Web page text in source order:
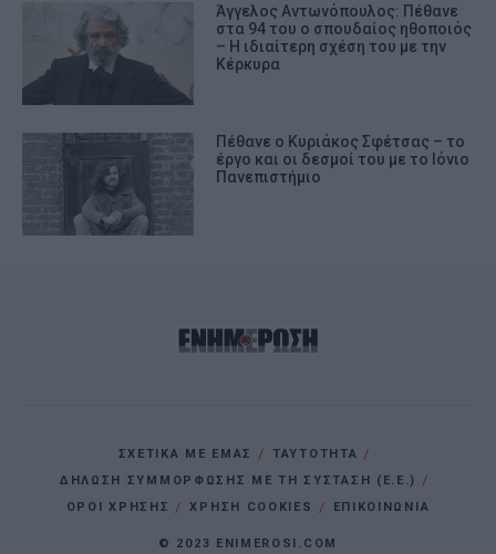
Άγγελος Αντωνόπουλος: Πέθανε
στα 94 του ο σπουδαίος ηθοποιός
– Η ιδιαίτερη σχέση του με την
Κέρκυρα
Πέθανε ο Κυριάκος Σφέτσας – το
έργο και οι δεσμοί του με το Ιόνιο
Πανεπιστήμιο
ΣΧΕΤΙΚΑ ΜΕ ΕΜΑΣ
ΤΑΥΤΟΤΗΤΑ
ΔΗΛΩΣΗ ΣΥΜΜΟΡΦΩΣΗΣ ΜΕ ΤΗ ΣΥΣΤΑΣΗ (Ε.Ε.)
ΌΡΟΙ ΧΡΗΣΗΣ
ΧΡΗΣΗ COOKIES ΕΠΙΚΟΙΝΩΝΙΑ
© 2023 ENIMEROSI.COM